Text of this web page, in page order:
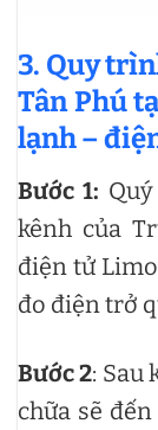
3. Quy
Tân Phú
lạnh –
Bước 1:
kênh của
điện tử
đo điện trở
Bước 2: Sau
chữa sẽ